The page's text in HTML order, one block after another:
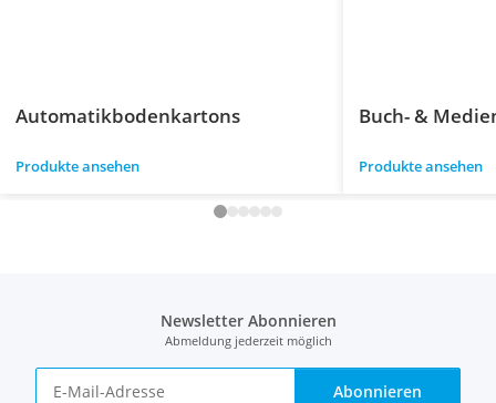
Automatikbodenkartons
Produkte ansehen
Buch- &
Produkte ansehen
Newsletter Abonnieren
Abmeldung jederzeit möglich
Abonnieren